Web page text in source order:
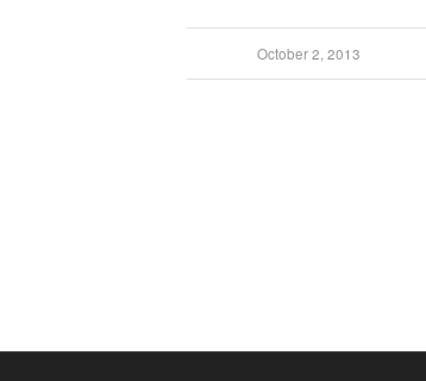
October 2, 2013